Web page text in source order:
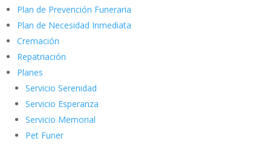
Plan de Prevención Funeraria
Plan de Necesidad Inmediata
Cremación
Repatriación
Planes
Servicio Serenidad
Servicio Esperanza
Servicio Memorial
Pet Funer